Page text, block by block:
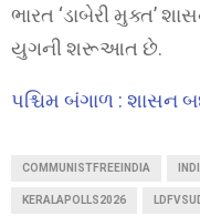
ભારત ‘ડાબેરી મુક્ત’
યુગની શરૂઆત છે.
પશ્ચિમ બંગાળ : શાસન
COMMUNISTFREEINDIA
KERALAPOLLS2026